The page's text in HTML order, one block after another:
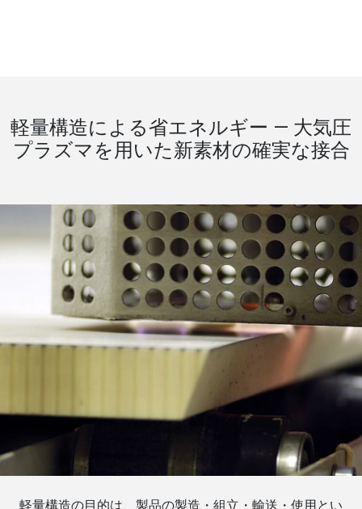
軽量構造による省エネルギー ― 大気圧
プラズマを用いた新素材の確実な接合
軽量構造の目的は、製品の製造・組立・輸送・使用とい